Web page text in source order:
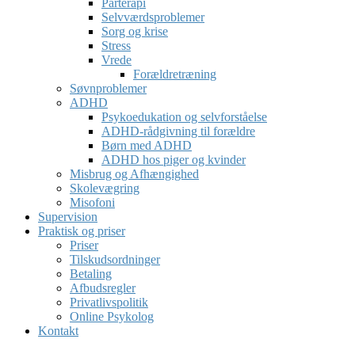
Parterapi
Selvværdsproblemer
Sorg og krise
Stress
Vrede
Forældretræning
Søvnproblemer
ADHD
Psykoedukation og selvforståelse
ADHD-rådgivning til forældre
Børn med ADHD
ADHD hos piger og kvinder
Misbrug og Afhængighed
Skolevægring
Misofoni
Supervision
Praktisk og priser
Priser
Tilskudsordninger
Betaling
Afbudsregler
Privatlivspolitik
Online Psykolog
Kontakt